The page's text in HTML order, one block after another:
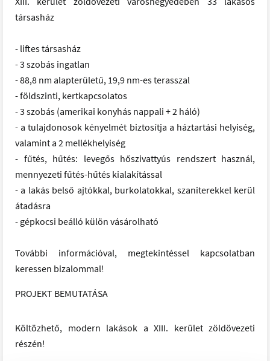
társasház
- liftes társasház
- 3 szobás ingatlan
- 88,8 nm alapterületű, 19,9 nm-es terasszal
- földszinti, kertkapcsolatos
- 3 szobás (amerikai konyhás nappali + 2 háló)
- a tulajdonosok kényelmét biztosítja a háztartási helyiség,
valamint a 2 mellékhelyiség
- fűtés, hűtés: levegős hőszivattyús rendszert használ,
mennyezeti fűtés-hűtés kialakítással
- a lakás belső ajtókkal, burkolatokkal, szaniterekkel kerül
átadásra
- gépkocsi beálló külön vásárolható
További információval, megtekintéssel kapcsolatban
keressen bizalommal!
PROJEKT BEMUTATÁSA
Költözhető, modern lakások a XIII. kerület zöldövezeti
részén!